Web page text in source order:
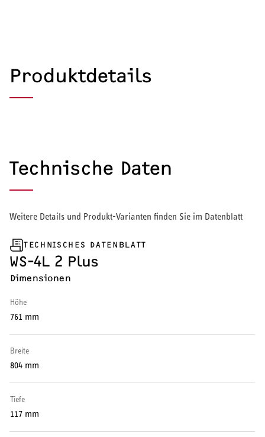
HEIZEN UND KÜHLEN
Wärmepumpe
Puffer- und Trinkwarmwasserspeicher
Regelung / Energiemanagement
Elektroheizung
Produktdetails
Technische Daten
Weitere Details und Produkt-Varianten finden Sie im Datenblatt
TECHNISCHES DATENBLATT
WS-4L 2 Plus
Dimensionen
Höhe
761 mm
Breite
804 mm
Tiefe
117 mm